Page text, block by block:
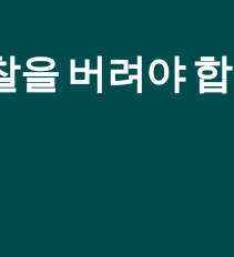
을 버려야 합